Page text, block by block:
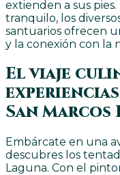
extienden a sus
tranquilo, los
santuarios ofrecen
y la conexión con la
El viaje
San Marcos
Embárcate en una
descubres los
Laguna. Con el